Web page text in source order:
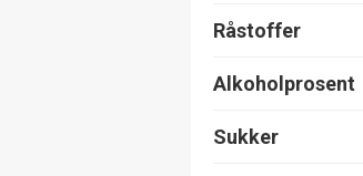
Råstoffer
Alkoholprosent
Sukker